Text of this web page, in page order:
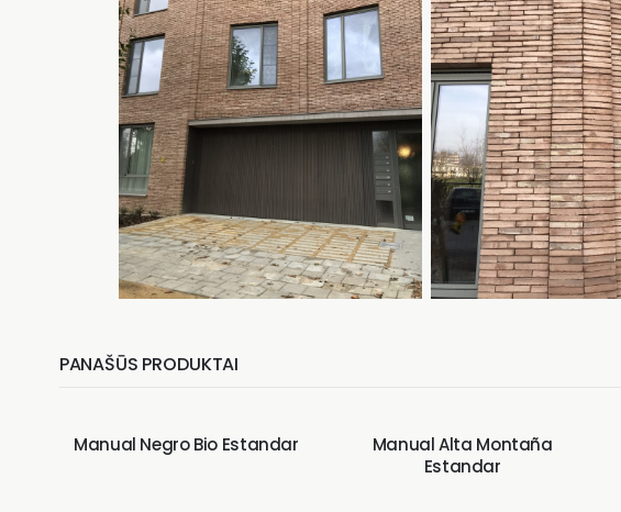
PANAŠŪS PRODUKTAI
Manual Negro Bio Estandar
Manual Alta Montaña
Estandar